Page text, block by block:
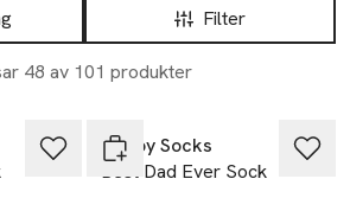
Filter
48 av 101 produkter
Happy Socks
Best Dad Ever Sock